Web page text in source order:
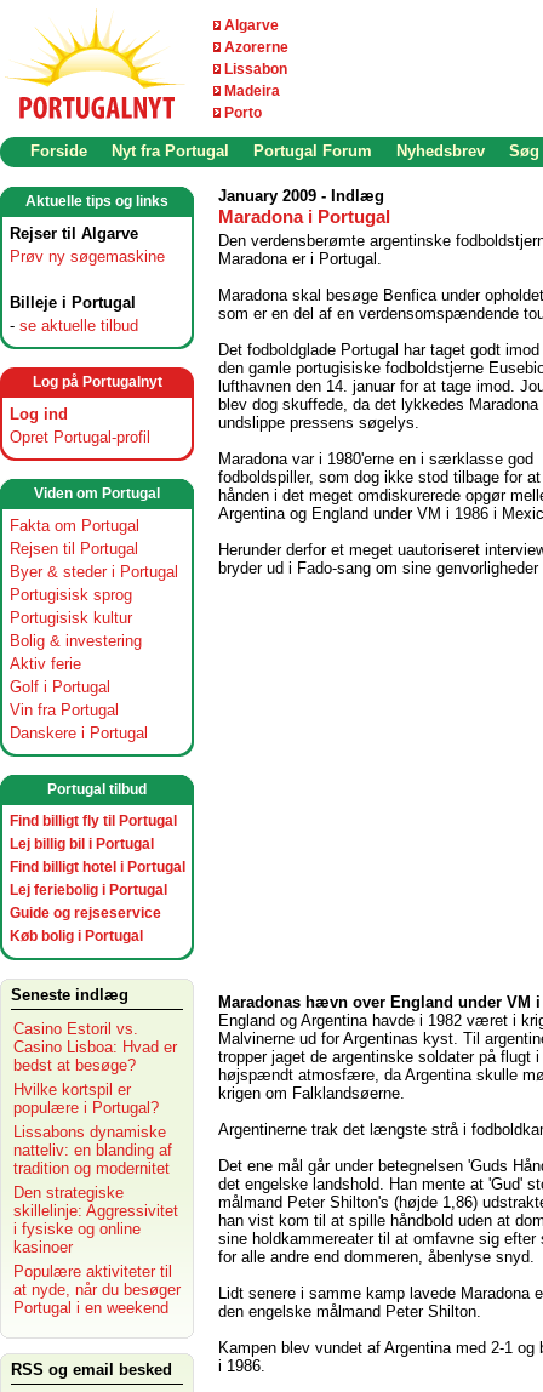
Algarve
Azorerne
Lissabon
Madeira
Porto
Forside Nyt fra Portugal Portugal Forum Nyhedsbrev Søg
Aktuelle tips og links
Rejser til Algarve
Prøv ny søgemaskine
Billeje i Portugal
- se aktuelle tilbud
Log på Portugalnyt
Log ind
Opret Portugal-profil
Viden om Portugal
Fakta om Portugal
Rejsen til Portugal
Byer & steder i Portugal
Portugisisk sprog
Portugisisk kultur
Bolig & investering
Aktiv ferie
Golf i Portugal
Vin fra Portugal
Danskere i Portugal
Portugal tilbud
Find billigt fly til Portugal
Lej billig bil i Portugal
Find billigt hotel i Portugal
Lej feriebolig i Portugal
Guide og rejseservice
Køb bolig i Portugal
Seneste indlæg
Casino Estoril vs.
Casino Lisboa: Hvad er
bedst at besøge?
Hvilke kortspil er
populære i Portugal?
Lissabons dynamiske
natteliv: en blanding af
tradition og modernitet
Den strategiske
skillelinje: Aggressivitet
i fysiske og online
kasinoer
Populære aktiviteter til
at nyde, når du besøger
Portugal i en weekend
RSS og email besked
January 2009 - Indlæg
Maradona i Portugal
Den verdensberømte argentinske
Maradona er i Portugal.
Maradona skal besøge Benfica under
som er en del af en verdensomspændende
Det fodboldglade Portugal har taget godt
den gamle portugisiske fodboldstjerne
lufthavnen den 14. januar for at tage imod.
blev dog skuffede, da det lykkedes Maradona
undslippe pressens søgelys.
Maradona var i 1980'erne en i særklasse god
fodboldspiller, som dog ikke stod tilbage for at
hånden i det meget omdiskurerede opgør
Argentina og England under VM i 1986 i
Herunder derfor et meget uautoriseret
bryder ud i Fado-sang om sine
Maradonas hævn over England under VM i
England og Argentina havde i 1982 været i
Malvinerne ud for Argentinas kyst. Til
tropper jaget de argentinske soldater på flugt
højspændt atmosfære, da Argentina skulle
krigen om Falklandsøerne.
Argentinerne trak det længste strå i
Det ene mål går under betegnelsen 'Guds
det engelske landshold. Han mente at 'Gud'
målmand Peter Shilton's (højde 1,86)
han vist kom til at spille håndbold uden at
sine holdkammereater til at omfavne sig
for alle andre end dommeren, åbenlyse snyd.
Lidt senere i samme kamp lavede
den engelske målmand Peter Shilton.
Kampen blev vundet af Argentina med 2-1
i 1986.